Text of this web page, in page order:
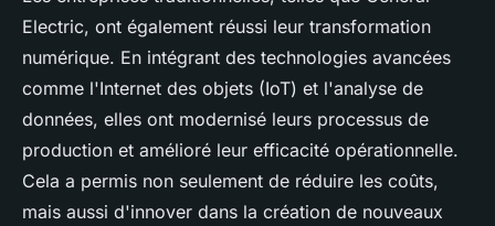
Electric, ont également réussi leur transformation
numérique. En intégrant des technologies avancées
comme l'Internet des objets (IoT) et l'analyse de
données, elles ont modernisé leurs processus de
production et amélioré leur efficacité opérationnelle.
Cela a permis non seulement de réduire les coûts,
mais aussi d'innover dans la création de nouveaux